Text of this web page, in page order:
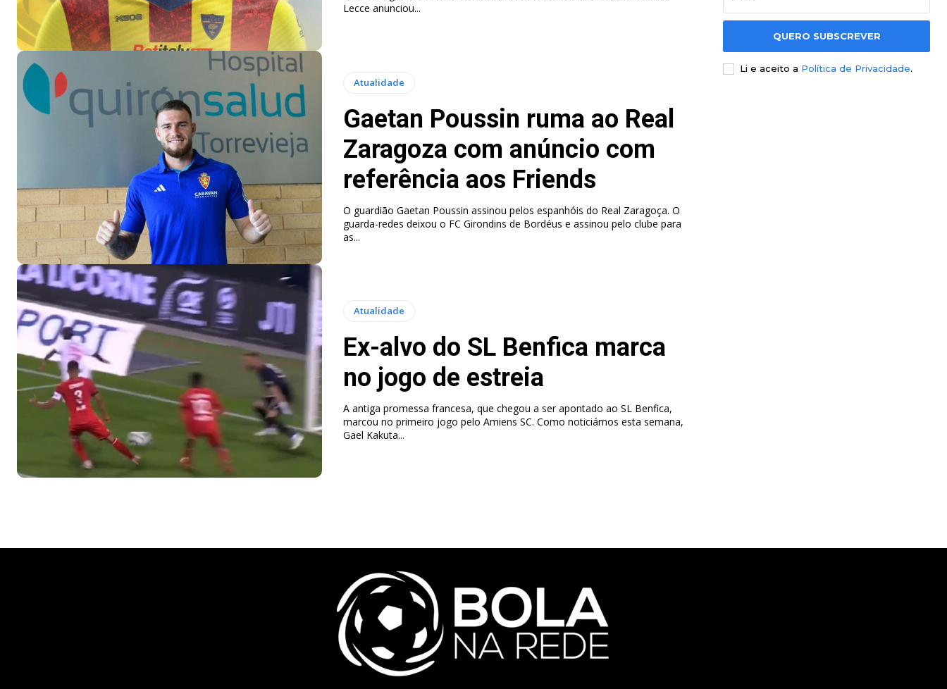
Lecce anunciou...
Atualidade
Gaetan Poussin ruma ao Real
Zaragoza com anúncio com
referência aos Friends
O guardião Gaetan Poussin assinou pelos espanhóis do Real Zaragoça. O
guarda-redes deixou o FC Girondins de Bordéus e assinou pelo clube para
as...
Atualidade
Ex-alvo do SL Benfica marca
no jogo de estreia
A antiga promessa francesa, que chegou a ser apontado ao SL Benfica,
marcou no primeiro jogo pelo Amiens SC. Como noticiámos esta semana,
Gael Kakuta...
QUERO SUBSCREVER
Li e aceito a Política de Privacidade.